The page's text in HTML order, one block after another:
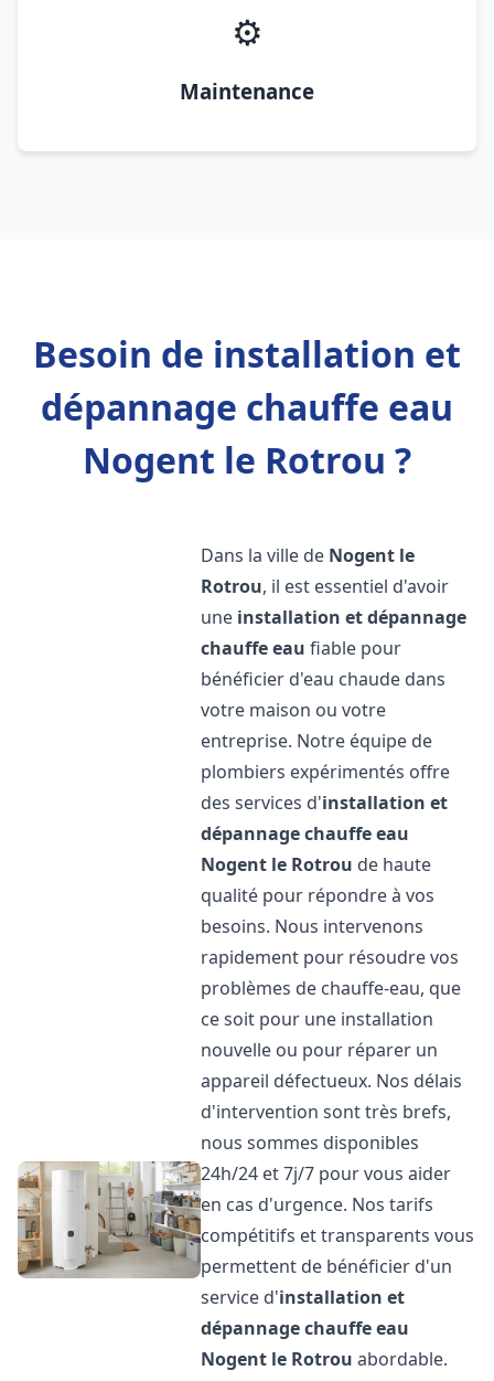
⚙️
Maintenance
Besoin de installation et
dépannage chauffe eau
Nogent le Rotrou ?
Dans la ville de Nogent le
Rotrou, il est essentiel d'avoir
une installation et dépannage
chauffe eau fiable pour
bénéficier d'eau chaude dans
votre maison ou votre
entreprise. Notre équipe de
plombiers expérimentés offre
des services d'installation et
dépannage chauffe eau
Nogent le Rotrou de haute
qualité pour répondre à vos
besoins. Nous intervenons
rapidement pour résoudre vos
problèmes de chauffe-eau, que
ce soit pour une installation
nouvelle ou pour réparer un
appareil défectueux. Nos délais
d'intervention sont très brefs,
nous sommes disponibles
24h/24 et 7j/7 pour vous aider
en cas d'urgence. Nos tarifs
compétitifs et transparents vous
permettent de bénéficier d'un
service d'installation et
dépannage chauffe eau
Nogent le Rotrou abordable.